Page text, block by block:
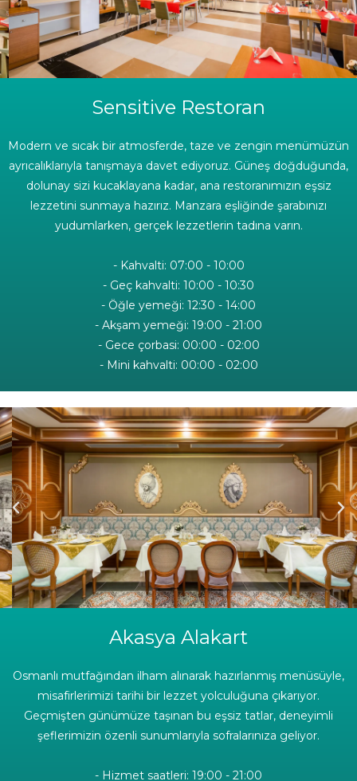
Sensitive Restoran
Modern ve sıcak bir atmosferde, taze ve zengin menümüzün
ayrıcalıklarıyla tanışmaya davet ediyoruz. Güneş doğduğunda,
dolunay sizi kucaklayana kadar, ana restoranımızın eşsiz
lezzetini sunmaya hazırız. Manzara eşliğinde şarabınızı
yudumlarken, gerçek lezzetlerin tadına varın.
- Kahvalti: 07:00 - 10:00
- Geç kahvalti: 10:00 - 10:30
- Öğle yemeği: 12:30 - 14:00
- Akşam yemeği: 19:00 - 21:00
- Gece çorbasi: 00:00 - 02:00
- Mini kahvalti: 00:00 - 02:00
Akasya Alakart
Osmanlı mutfağından ilham alınarak hazırlanmış menüsüyle,
misafirlerimizi tarihi bir lezzet yolculuğuna çıkarıyor.
Geçmişten günümüze taşınan bu eşsiz tatlar, deneyimli
şeflerimizin özenli sunumlarıyla sofralarınıza geliyor.
- Hizmet saatleri: 19:00 - 21:00